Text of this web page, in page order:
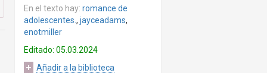
En el texto hay: romance de
adolescentes. , jayceadams,
enotmiller
Editado: 05.03.2024
Añadir a la biblioteca